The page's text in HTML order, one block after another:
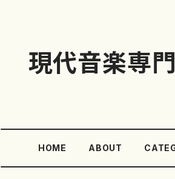
現代音楽専
HOME ABOUT